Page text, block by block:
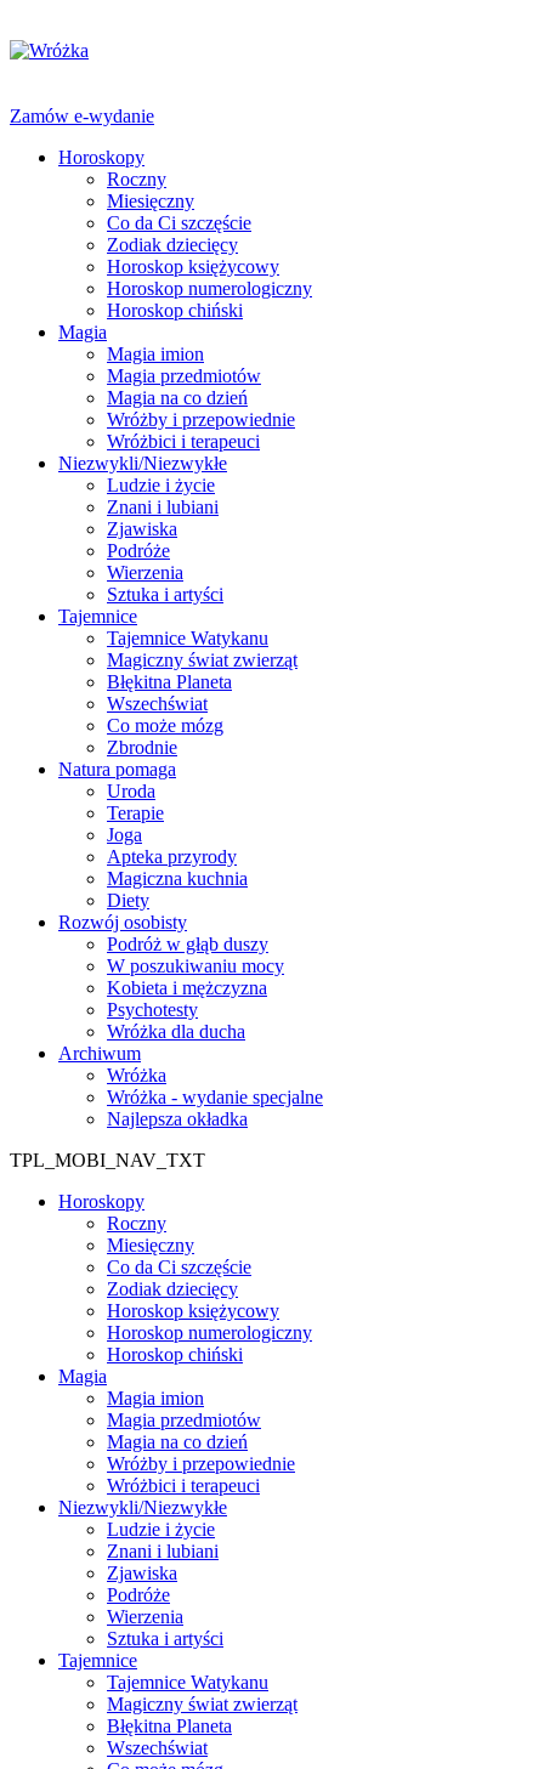
Zamów e-wydanie
Horoskopy
Roczny
Miesięczny
Co da Ci szczęście
Zodiak dziecięcy
Horoskop księżycowy
Horoskop numerologiczny
Horoskop chiński
Magia
Magia imion
Magia przedmiotów
Magia na co dzień
Wróżby i przepowiednie
Wróżbici i terapeuci
Niezwykli/Niezwykłe
Ludzie i życie
Znani i lubiani
Zjawiska
Podróże
Wierzenia
Sztuka i artyści
Tajemnice
Tajemnice Watykanu
Magiczny świat zwierząt
Błękitna Planeta
Wszechświat
Co może mózg
Zbrodnie
Natura pomaga
Uroda
Terapie
Joga
Apteka przyrody
Magiczna kuchnia
Diety
Rozwój osobisty
Podróż w głąb duszy
W poszukiwaniu mocy
Kobieta i mężczyzna
Psychotesty
Wróżka dla ducha
Archiwum
Wróżka
Wróżka - wydanie specjalne
Najlepsza okładka
TPL_MOBI_NAV_TXT
Horoskopy
Roczny
Miesięczny
Co da Ci szczęście
Zodiak dziecięcy
Horoskop księżycowy
Horoskop numerologiczny
Horoskop chiński
Magia
Magia imion
Magia przedmiotów
Magia na co dzień
Wróżby i przepowiednie
Wróżbici i terapeuci
Niezwykli/Niezwykłe
Ludzie i życie
Znani i lubiani
Zjawiska
Podróże
Wierzenia
Sztuka i artyści
Tajemnice
Tajemnice Watykanu
Magiczny świat zwierząt
Błękitna Planeta
Wszechświat